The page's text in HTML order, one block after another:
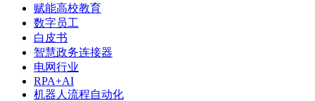
赋能高校教育
数字员工
白皮书
智慧政务连接器
电网行业
RPA+AI
机器人流程自动化